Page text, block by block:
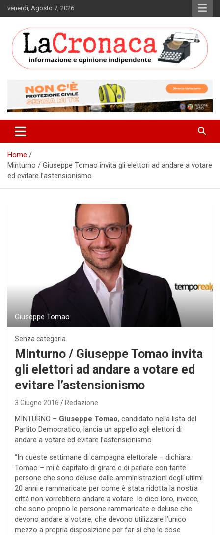
to
venerdì, Agosto 7, 2026
La Cronaca Quotidiano
Home
Minturno / Giuseppe Tomao invita gli elettori ad andare a votare
ed evitare l’astensionismo
Giuseppe Tomao
Senza categoria
Minturno / Giuseppe Tomao invita
gli elettori ad andare a votare ed
evitare l’astensionismo
3 Giugno 2016 Redazione
MINTURNO – Giuseppe Tomao, candidato nella lista del
Partito Democratico, lancia un appello agli elettori di
andare a votare ed evitare l’astensionismo.
“In queste settimane di campagna elettorale – dichiara
Tomao – mi è capitato di girare e di parlare con tante
persone che sono deluse dalle amministrazioni degli ultimi
20 anni e rammaricate per come è stata ridotta la nostra
città non vorrebbero andare a votare. Io dico loro, invece,
che sono proprio le persone rammaricate e deluse che
devono andare a votare, che devono utilizzare l’unico
mezzo a propria disposizione per far sì che le cose